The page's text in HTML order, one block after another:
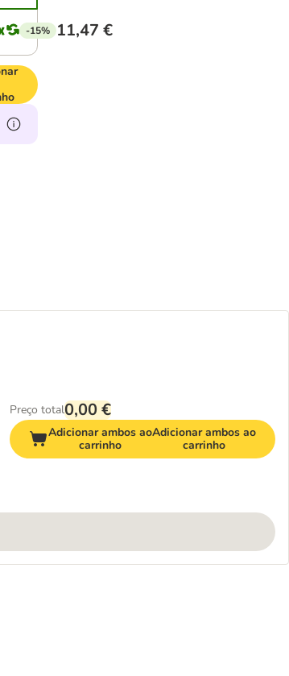
-15% 11,47 €
Preço total0,00 €
Adicionar ambos ao
carrinho
Adicionar ambos ao
carrinho